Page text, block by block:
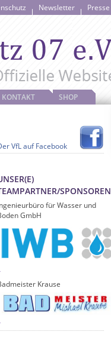
Newsletter Presse
KONTAKT SHOP
VfL auf Facebook
SPONSOREN
für Wasser und
GmbH
Krause